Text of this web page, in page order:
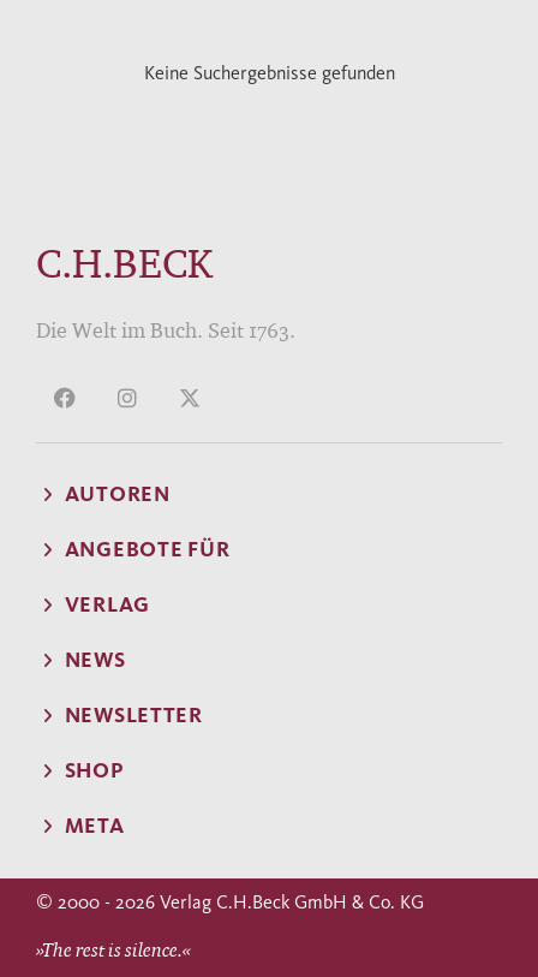
Keine Suchergebnisse gefunden
C.H.BECK
Die Welt im Buch. Seit 1763.
AUTOREN
ANGEBOTE FÜR
VERLAG
NEWS
NEWSLETTER
SHOP
META
© 2000 - 2026 Verlag C.H.Beck GmbH & Co. KG
»The rest is silence.«